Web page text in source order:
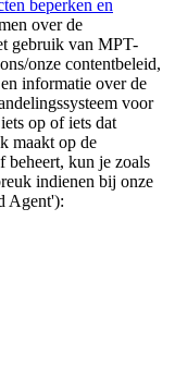
beperken en
over de
gebruik van MPT-
onze contentbeleid,
informatie over de
voor
op of iets dat
maakt op de
beheert, kun je zoals
indienen bij onze
Agent'):